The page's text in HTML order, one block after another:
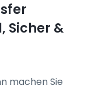
Sicher &
machen Sie